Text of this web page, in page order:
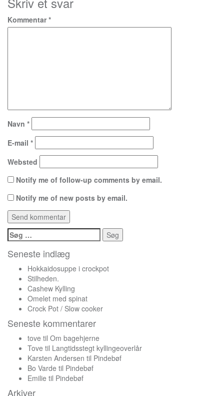
Kommentar*
Navn *
E-mail *
Websted
Notify me of follow-up comments by email.
Notify me of new posts by email.
Søg
efter:
Seneste indlæg
Hokkaidosuppe i crockpot
Stilheden.
Cashew Kylling
Omelet med spinat
Crock Pot / Slow cooker
Seneste kommentarer
tove til Om bagehjerne
Tove til Langtidsstegt kyllingeoverlår
Karsten Andersen til Pindebøf
Bo Varde til Pindebøf
Emilie til Pindebøf
Arkiver